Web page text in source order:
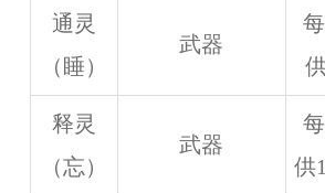
通灵
（睡）
武器
释灵
（忘）
武器
供